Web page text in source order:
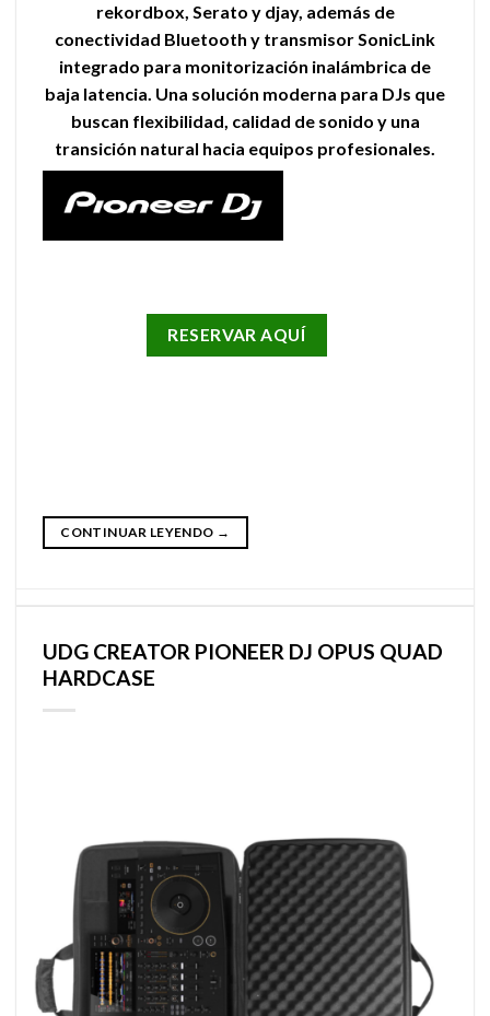
rekordbox, Serato y djay, además de
conectividad Bluetooth y transmisor SonicLink
integrado para monitorización inalámbrica de
baja latencia. Una solución moderna para DJs que
buscan flexibilidad, calidad de sonido y una
transición natural hacia equipos profesionales.
RESERVAR AQUÍ
CONTINUAR LEYENDO →
UDG CREATOR PIONEER DJ OPUS QUAD
HARDCASE